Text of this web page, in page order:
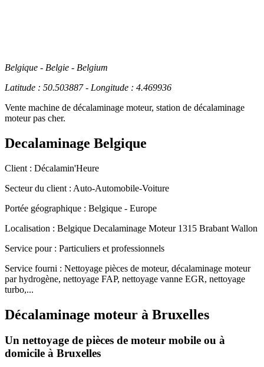
Belgique - Belgie - Belgium
Latitude : 50.503887 - Longitude : 4.469936
Vente machine de décalaminage moteur, station de décalaminage
moteur pas cher.
Decalaminage Belgique
Client : Décalamin'Heure
Secteur du client : Auto-Automobile-Voiture
Portée géographique : Belgique - Europe
Localisation : Belgique Decalaminage Moteur 1315 Brabant Wallon
Service pour : Particuliers et professionnels
Service fourni : Nettoyage pièces de moteur, décalaminage moteur
par hydrogène, nettoyage FAP, nettoyage vanne EGR, nettoyage
turbo,...
Décalaminage moteur à Bruxelles
Un nettoyage de pièces de moteur mobile ou à
domicile à Bruxelles